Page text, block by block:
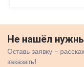
Не нашёл
Оставь заявку -
заказать!